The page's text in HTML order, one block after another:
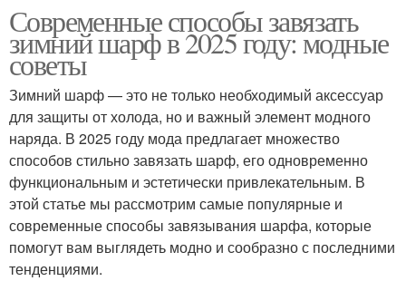
Современные способы завязать
зимний шарф в 2025 году: модные
советы
Зимний шарф — это не только необходимый аксессуар
для защиты от холода, но и важный элемент модного
наряда. В 2025 году мода предлагает множество
способов стильно завязать шарф, его одновременно
функциональным и эстетически привлекательным. В
этой статье мы рассмотрим самые популярные и
современные способы завязывания шарфа, которые
помогут вам выглядеть модно и сообразно с последними
тенденциями.